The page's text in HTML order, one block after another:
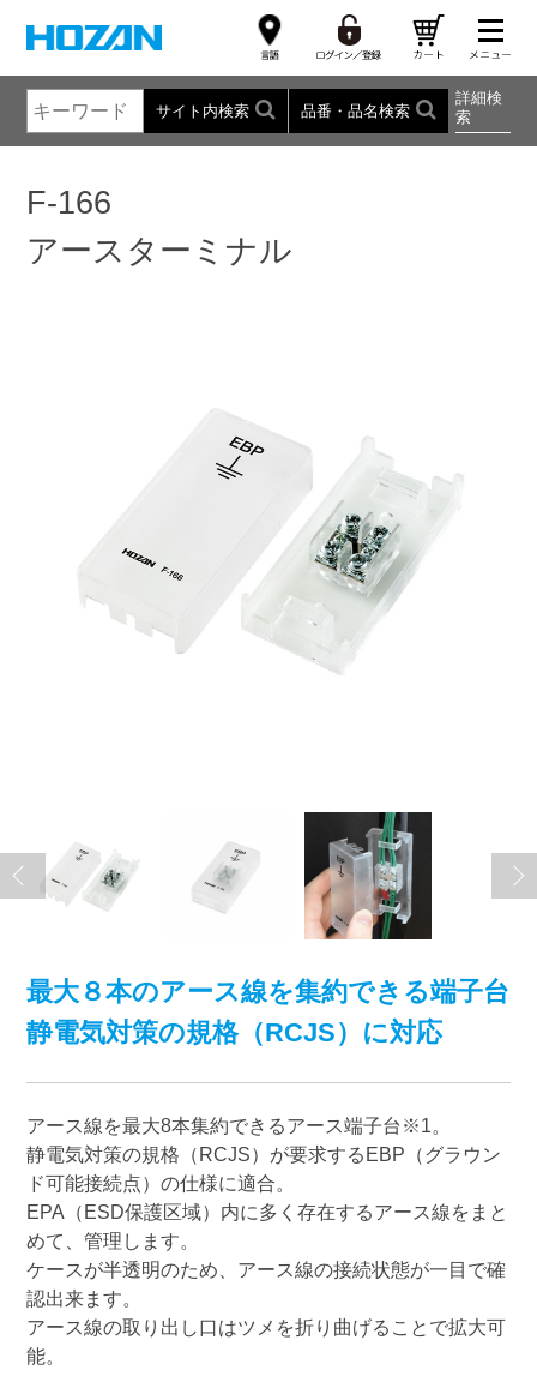
サイト内検索 品番・品名検索
詳細検
索
F-166
アースターミナル
最大８本のアース線を集約できる端子台
静電気対策の規格（RCJS）に対応
アース線を最大8本集約できるアース端子台※1。
静電気対策の規格（RCJS）が要求するEBP（グラウン
ド可能接続点）の仕様に適合。
EPA（ESD保護区域）内に多く存在するアース線をまと
めて、管理します。
ケースが半透明のため、アース線の接続状態が一目で確
認出来ます。
アース線の取り出し口はツメを折り曲げることで拡大可
能。